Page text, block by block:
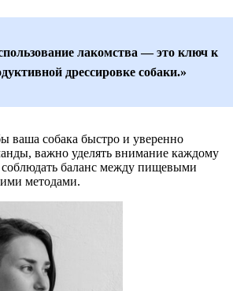
лакомства — это ключ к
дрессировке собаки.»
ваша собака быстро и уверенно
важно уделять внимание каждому
соблюдать баланс между пищевыми
методами.